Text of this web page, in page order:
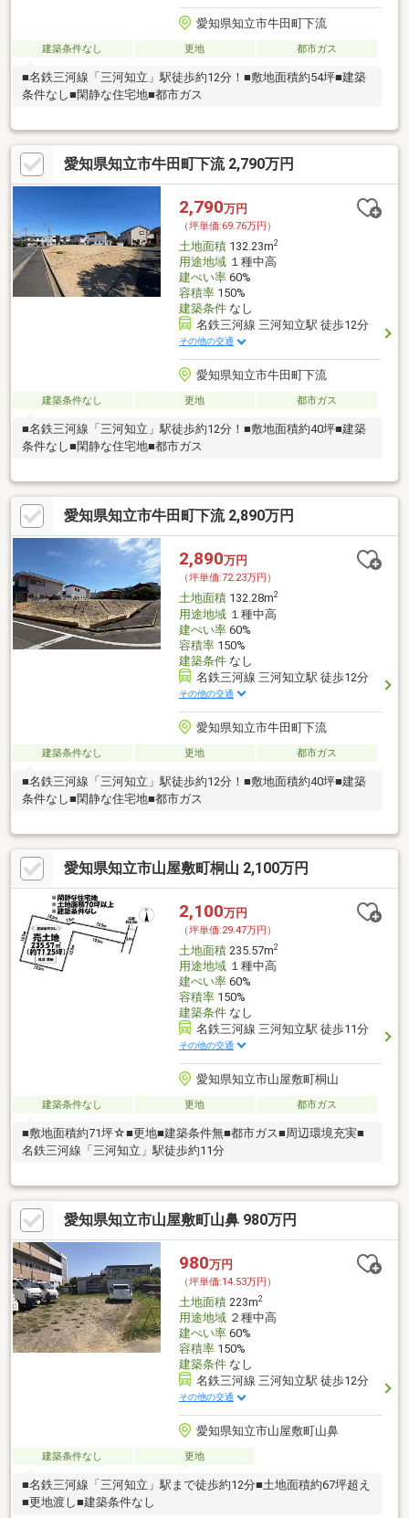
愛知県知立市牛田町下流
建築条件なし 更地 都市ガス
■名鉄三河線「三河知立」駅徒歩約12分！■敷地面積約54坪■建築
条件なし■閑静な住宅地■都市ガス
愛知県知立市牛田町下流 2,790万円
2,790万円
（坪単価:69.76万円）
土地面積132.23m2
用途地域１種中高
建ぺい率60%
容積率150%
建築条件なし
名鉄三河線 三河知立駅 徒歩12分
その他の交通
愛知県知立市牛田町下流
建築条件なし 更地 都市ガス
■名鉄三河線「三河知立」駅徒歩約12分！■敷地面積約40坪■建築
条件なし■閑静な住宅地■都市ガス
愛知県知立市牛田町下流 2,890万円
2,890万円
（坪単価:72.23万円）
土地面積132.28m2
用途地域１種中高
建ぺい率60%
容積率150%
建築条件なし
名鉄三河線 三河知立駅 徒歩12分
その他の交通
愛知県知立市牛田町下流
建築条件なし 更地 都市ガス
■名鉄三河線「三河知立」駅徒歩約12分！■敷地面積約40坪■建築
条件なし■閑静な住宅地■都市ガス
愛知県知立市山屋敷町桐山 2,100万円
2,100万円
（坪単価:29.47万円）
土地面積235.57m2
用途地域１種中高
建ぺい率60%
容積率150%
建築条件なし
名鉄三河線 三河知立駅 徒歩11分
その他の交通
愛知県知立市山屋敷町桐山
建築条件なし 更地 都市ガス
■敷地面積約71坪☆■更地■建築条件無■都市ガス■周辺環境充実■
名鉄三河線「三河知立」駅徒歩約11分
愛知県知立市山屋敷町山鼻 980万円
980万円
（坪単価:14.53万円）
土地面積223m2
用途地域２種中高
建ぺい率60%
容積率150%
建築条件なし
名鉄三河線 三河知立駅 徒歩12分
その他の交通
愛知県知立市山屋敷町山鼻
建築条件なし 更地
■名鉄三河線「三河知立」駅まで徒歩約12分■土地面積約67坪超え
■更地渡し■建築条件なし